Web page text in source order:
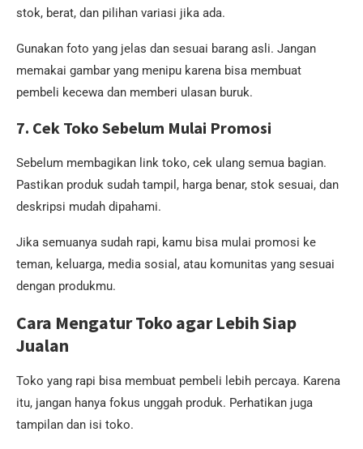
stok, berat, dan pilihan variasi jika ada.
Gunakan foto yang jelas dan sesuai barang asli. Jangan
memakai gambar yang menipu karena bisa membuat
pembeli kecewa dan memberi ulasan buruk.
7. Cek Toko Sebelum Mulai Promosi
Sebelum membagikan link toko, cek ulang semua bagian.
Pastikan produk sudah tampil, harga benar, stok sesuai, dan
deskripsi mudah dipahami.
Jika semuanya sudah rapi, kamu bisa mulai promosi ke
teman, keluarga, media sosial, atau komunitas yang sesuai
dengan produkmu.
Cara Mengatur Toko agar Lebih Siap
Jualan
Toko yang rapi bisa membuat pembeli lebih percaya. Karena
itu, jangan hanya fokus unggah produk. Perhatikan juga
tampilan dan isi toko.